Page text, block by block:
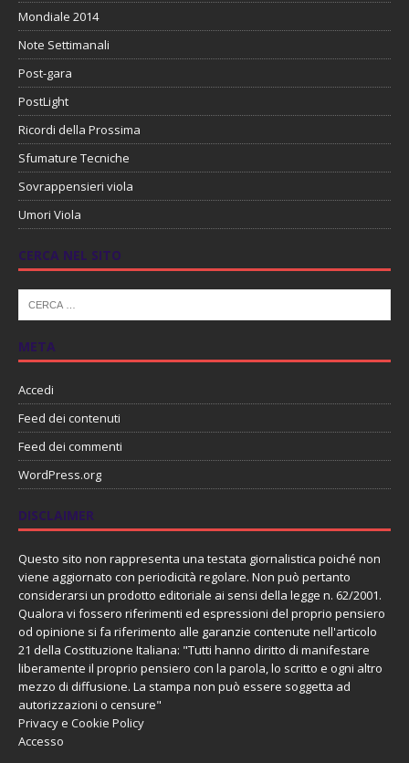
Mondiale 2014
Note Settimanali
Post-gara
PostLight
Ricordi della Prossima
Sfumature Tecniche
Sovrappensieri viola
Umori Viola
CERCA NEL SITO
META
Accedi
Feed dei contenuti
Feed dei commenti
WordPress.org
DISCLAIMER
Questo sito non rappresenta una testata giornalistica poiché non
viene aggiornato con periodicità regolare. Non può pertanto
considerarsi un prodotto editoriale ai sensi della legge n. 62/2001.
Qualora vi fossero riferimenti ed espressioni del proprio pensiero
od opinione si fa riferimento alle garanzie contenute nell'articolo
21 della Costituzione Italiana: "Tutti hanno diritto di manifestare
liberamente il proprio pensiero con la parola, lo scritto e ogni altro
mezzo di diffusione. La stampa non può essere soggetta ad
autorizzazioni o censure"
Privacy e Cookie Policy
Accesso